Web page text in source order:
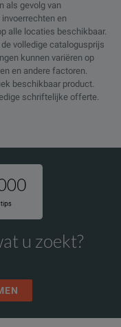
als gevolg van
en
alle locaties beschikbaar.
volledige catalogusprijs
kunnen variëren op
en andere factoren.
beschikbaar product.
schriftelijke offerte.
u zoekt?